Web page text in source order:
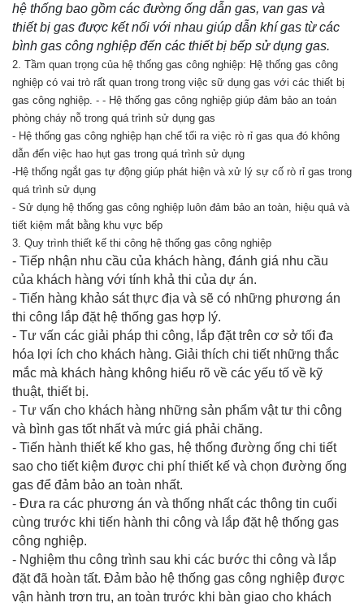
hệ thống bao gồm các đường ống dẫn gas, van gas và
thiết bị gas được kết nối với nhau giúp dẫn khí gas từ các
bình gas công nghiệp đến các thiết bị bếp sử dụng gas.
2. Tầm quan trọng của hệ thống gas công nghiệp: Hệ thống gas công
nghiệp có vai trò rất quan trong trong việc sữ dụng gas với các thiết bị
gas công nghiệp. - - Hệ thống gas công nghiệp giúp đảm bảo an toán
phòng cháy nỗ trong quá trình sử dụng gas
- Hệ thống gas công nghiệp hạn chế tối ra việc rò rỉ gas qua đó không
dẫn đến việc hao hụt gas trong quá trình sử dụng
-Hệ thống ngắt gas tự động giúp phát hiện và xử lý sự cố rò rỉ gas trong
quá trình sử dụng
- Sử dụng hệ thống gas công nghiệp luôn đảm bảo an toàn, hiệu quả và
tiết kiệm mắt bằng khu vực bếp
3. Quy trình thiết kế thi công hệ thống gas công nghiệp
- Tiếp nhận nhu cầu của khách hàng, đánh giá nhu cầu
của khách hàng với tính khả thi của dự án.
- Tiến hàng khảo sát thực địa và sẽ có những phương án
thi công lắp đặt hệ thống gas hợp lý.
- Tư vấn các giải pháp thi công, lắp đặt trên cơ sở tối đa
hóa lợi ích cho khách hàng. Giải thích chi tiết những thắc
mắc mà khách hàng không hiểu rõ về các yếu tố về kỹ
thuật, thiết bị.
- Tư vấn cho khách hàng những sản phẩm vật tư thi công
và bình gas tốt nhất và mức giá phải chăng.
- Tiến hành thiết kế kho gas, hệ thống đường ống chi tiết
sao cho tiết kiệm được chi phí thiết kế và chọn đường ống
gas để đảm bảo an toàn nhất.
- Đưa ra các phương án và thống nhất các thông tin cuối
cùng trước khi tiến hành thi công và lắp đặt hệ thống gas
công nghiệp.
- Nghiệm thu công trình sau khi các bước thi công và lắp
đặt đã hoàn tất. Đảm bảo hệ thống gas công nghiệp được
vận hành trơn tru, an toàn trước khi bàn giao cho khách